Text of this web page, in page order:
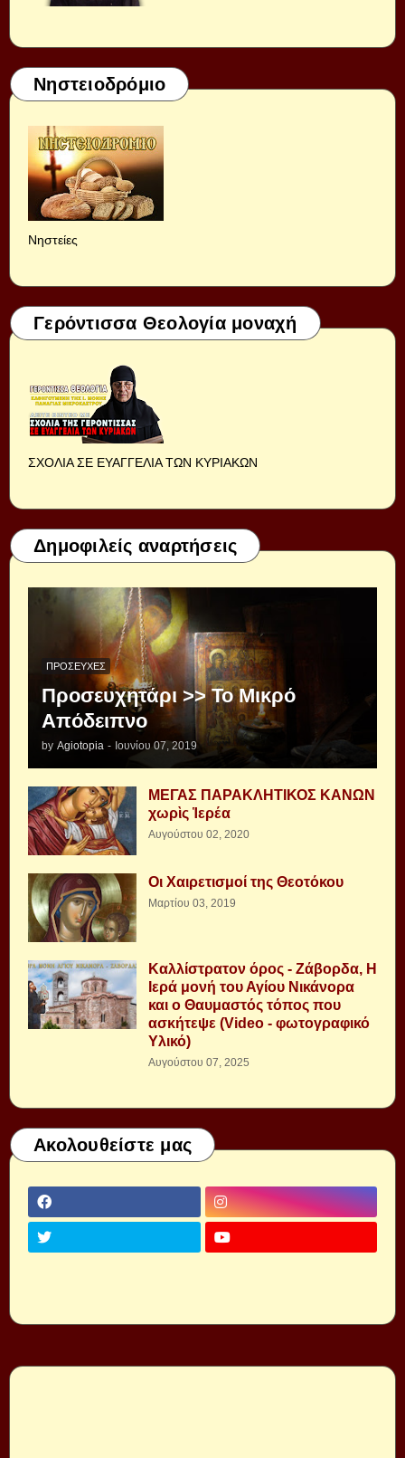
Νηστειοδρόμιο
Νηστείες
Γερόντισσα Θεολογία μοναχή
ΣΧΟΛΙΑ ΣΕ ΕΥΑΓΓΕΛΙΑ ΤΩΝ ΚΥΡΙΑΚΩΝ
Δημοφιλείς αναρτήσεις
ΠΡΟΣΕΥΧΈΣ
Προσευχητάρι >> Το Μικρό
Απόδειπνο
by Agiotopia - Ιουνίου 07, 2019
ΜΕΓΑΣ ΠΑΡΑΚΛΗΤΙΚΟΣ ΚΑΝΩΝ
χωρὶς Ἱερέα
Αυγούστου 02, 2020
Οι Χαιρετισμοί της Θεοτόκου
Μαρτίου 03, 2019
Καλλίστρατον όρος - Ζάβορδα, Η
Ιερά μονή του Αγίου Νικάνορα
και ο Θαυμαστός τόπος που
ασκήτεψε (Video - φωτογραφικό
Υλικό)
Αυγούστου 07, 2025
Ακολουθείστε μας